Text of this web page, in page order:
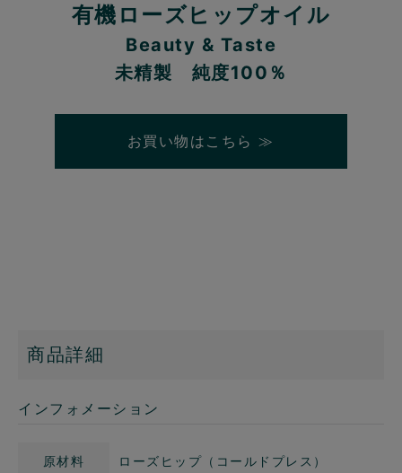
有機ローズヒップオイル
Beauty & Taste
未精製 純度100％
お買い物はこちら ≫
商品詳細
インフォメーション
原材料 ローズヒップ（コールドプレス）